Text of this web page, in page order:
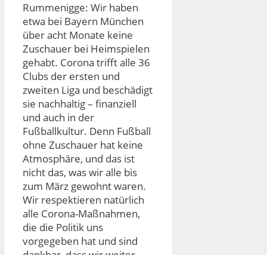
Rummenigge: Wir haben
etwa bei Bayern München
über acht Monate keine
Zuschauer bei Heimspielen
gehabt. Corona trifft alle 36
Clubs der ersten und
zweiten Liga und beschädigt
sie nachhaltig – finanziell
und auch in der
Fußballkultur. Denn Fußball
ohne Zuschauer hat keine
Atmosphäre, und das ist
nicht das, was wir alle bis
zum März gewohnt waren.
Wir respektieren natürlich
alle Corona-Maßnahmen,
die die Politik uns
vorgegeben hat und sind